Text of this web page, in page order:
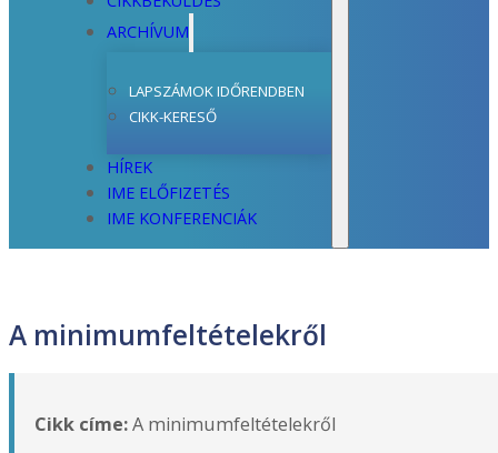
ARCHÍVUM
LAPSZÁMOK IDŐRENDBEN
CIKK-KERESŐ
HÍREK
IME ELŐFIZETÉS
IME KONFERENCIÁK
A minimumfeltételekről
Cikk címe:A minimumfeltételekről